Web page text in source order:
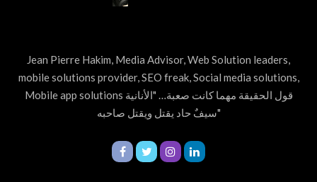
Jean Pierre Hakim, Media Advisor, Web Solution leaders,
mobile solutions provider, SEO freak, Social media solutions,
Mobile app solutions قول الحقيقة مهما كانت صعبة… "الأنانية
سيفٌ حاد يقتل ويقتل صاحبه"